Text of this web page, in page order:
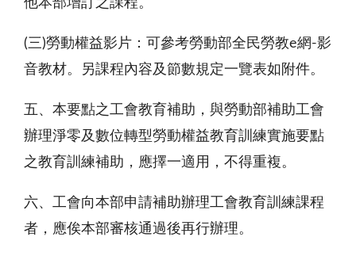
(三)勞動權益影片：可參考勞動部全民勞教e網-影
音教材。另課程內容及節數規定一覽表如附件。
五、本要點之工會教育補助，與勞動部補助工會
辦理淨零及數位轉型勞動權益教育訓練實施要點
之教育訓練補助，應擇一適用，不得重複。
六、工會向本部申請補助辦理工會教育訓練課程
者，應俟本部審核通過後再行辦理。